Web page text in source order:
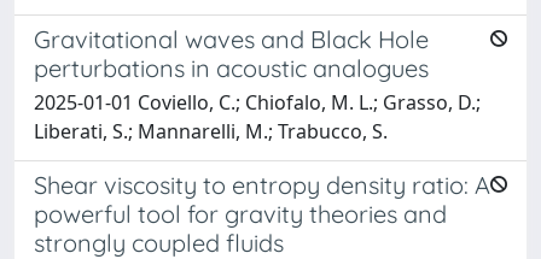
Gravitational waves and Black Hole
perturbations in acoustic analogues
2025-01-01 Coviello, C.; Chiofalo, M. L.; Grasso, D.;
Liberati, S.; Mannarelli, M.; Trabucco, S.
Shear viscosity to entropy density ratio: A
powerful tool for gravity theories and
strongly coupled fluids